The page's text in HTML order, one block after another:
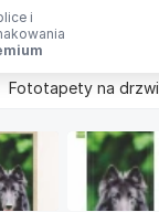
i
Fototapety na drzwi